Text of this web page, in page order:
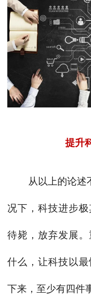
提升
从以上的论述不
况下，科技进步
待毙，放弃发展
什么，让科技以
下来，至少有四件